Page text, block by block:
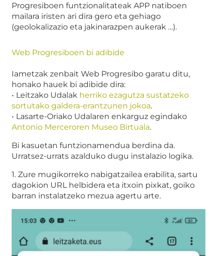
Progresiboen funtzionalitateak APP natiboen
mailara iristen ari dira gero eta gehiago
(geolokalizazio eta jakinarazpen aukerak …).
Web Progresiboen bi adibide
Iametzak zenbait Web Progresibo garatu ditu,
honako hauek bi adibide dira:
• Leitzako Udalak herriko ezagutza sustatzeko
sortutako galdera-erantzunen jokoa.
• Lasarte-Oriako Udalaren enkarguz egindako
Antonio Merceroren Museo Birtuala.
Bi kasuetan funtzionamendua berdina da.
Urratsez-urrats azalduko dugu instalazio logika.
1. Zure mugikorreko nabigatzailea erabilita, sartu
dagokion URL helbidera eta itxoin pixkat, goiko
barran instalatzeko mezua agertu arte.